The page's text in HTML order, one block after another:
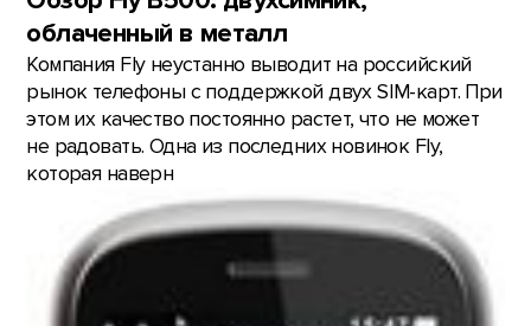
облаченный в металл
Компания Fly неустанно выводит на российский
рынок телефоны с поддержкой двух SIM-карт. При
этом их качество постоянно растет, что не может
не радовать. Одна из последних новинок Fly,
которая наверн